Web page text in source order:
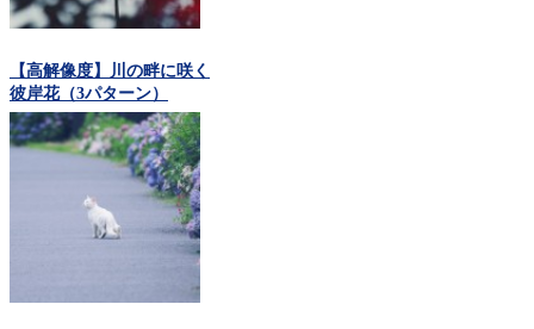
【高解像度】川の畔に咲く
彼岸花（3パターン）